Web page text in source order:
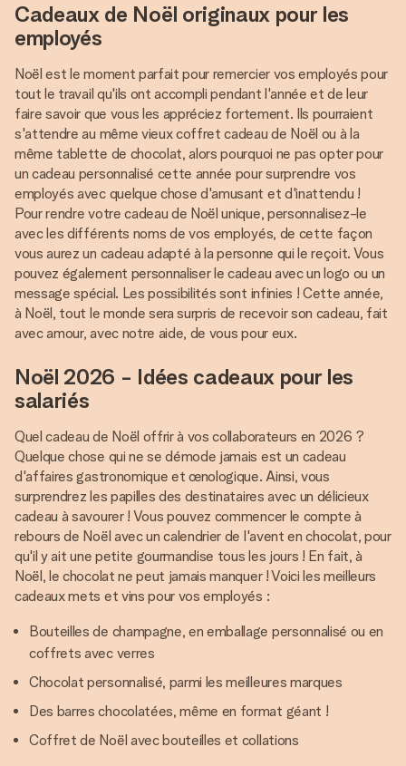
Cadeaux de Noël originaux pour les
employés
Noël est le moment parfait pour remercier vos employés pour
tout le travail qu'ils ont accompli pendant l'année et de leur
faire savoir que vous les appréciez fortement. Ils pourraient
s'attendre au même vieux coffret cadeau de Noël ou à la
même tablette de chocolat, alors pourquoi ne pas opter pour
un cadeau personnalisé cette année pour surprendre vos
employés avec quelque chose d'amusant et d'inattendu !
Pour rendre votre cadeau de Noël unique, personnalisez-le
avec les différents noms de vos employés, de cette façon
vous aurez un cadeau adapté à la personne qui le reçoit. Vous
pouvez également personnaliser le cadeau avec un logo ou un
message spécial. Les possibilités sont infinies ! Cette année,
à Noël, tout le monde sera surpris de recevoir son cadeau, fait
avec amour, avec notre aide, de vous pour eux.
Noël 2026 - Idées cadeaux pour les
salariés
Quel cadeau de Noël offrir à vos collaborateurs en 2026 ?
Quelque chose qui ne se démode jamais est un cadeau
d'affaires gastronomique et œnologique. Ainsi, vous
surprendrez les papilles des destinataires avec un délicieux
cadeau à savourer ! Vous pouvez commencer le compte à
rebours de Noël avec un calendrier de l'avent en chocolat, pour
qu'il y ait une petite gourmandise tous les jours ! En fait, à
Noël, le chocolat ne peut jamais manquer ! Voici les meilleurs
cadeaux mets et vins pour vos employés :
Bouteilles de champagne, en emballage personnalisé ou en
coffrets avec verres
Chocolat personnalisé, parmi les meilleures marques
Des barres chocolatées, même en format géant !
Coffret de Noël avec bouteilles et collations